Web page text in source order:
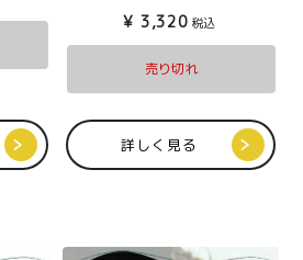
ーキ（たっぷり1〜2人
分）
¥ 3,320 税込
売り切れ
詳しく見る